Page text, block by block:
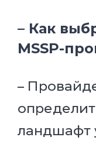
– Как
MSSP-
–
ландшафт